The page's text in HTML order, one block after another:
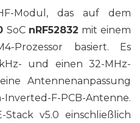
Modul, das auf dem
SoC nRF52832 mit einem
Prozessor basiert. Es
und einen 32-MHz-
Antennenanpassung
F-PCB-Antenne.
v5.0 einschließlich